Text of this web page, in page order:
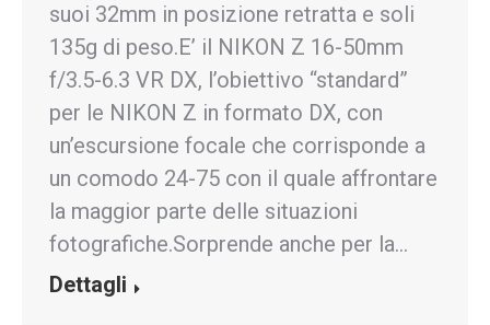
suoi 32mm in posizione retratta e soli
135g di peso.E’ il NIKON Z 16-50mm
f/3.5-6.3 VR DX, l’obiettivo “standard”
per le NIKON Z in formato DX, con
un’escursione focale che corrisponde a
un comodo 24-75 con il quale affrontare
la maggior parte delle situazioni
fotografiche.Sorprende anche per la…
Dettagli